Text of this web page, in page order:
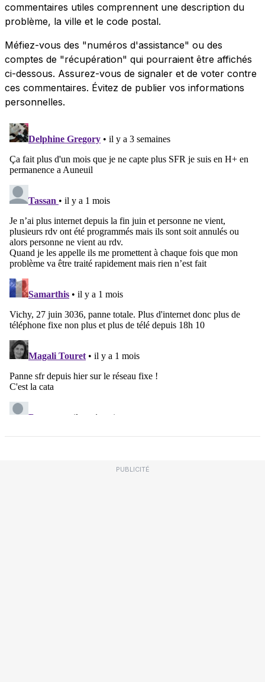
commentaires utiles comprennent une description du
problème, la ville et le code postal.
Méfiez-vous des "numéros d'assistance" ou des
comptes de "récupération" qui pourraient être affichés
ci-dessous. Assurez-vous de signaler et de voter contre
ces commentaires. Évitez de publier vos informations
personnelles.
PUBLICITÉ